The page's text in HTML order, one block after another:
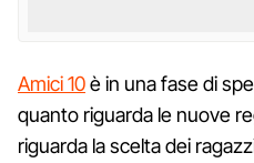
Amici 10è in una fase di
quanto riguarda le nuove
riguarda la scelta dei